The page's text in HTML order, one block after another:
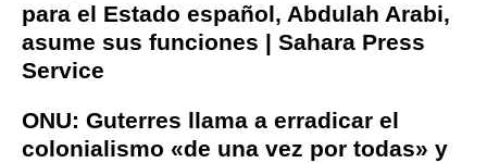
para el Estado español, Abdulah Arabi,
asume sus funciones | Sahara Press
Service
ONU: Guterres llama a erradicar el
colonialismo «de una vez por todas» y